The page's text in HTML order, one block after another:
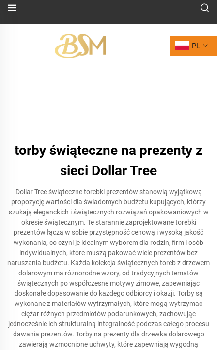
PL
torby świąteczne na prezenty z
sieci Dollar Tree
Dollar Tree świąteczne torebki prezentów stanowią wyjątkową
propozycję wartości dla świadomych budżetu kupujących, którzy
szukają eleganckich i świątecznych rozwiązań opakowaniowych w
okresie świątecznym. Te starannie zaprojektowane torebki
prezentów łączą w sobie przystępność cenową i wysoką jakość
wykonania, co czyni je idealnym wyborem dla rodzin, firm i osób
indywidualnych, które muszą pakować wiele prezentów bez
naruszania budżetu. Każda kolekcja świątecznych toreb z drzewem
dolarowym ma różnorodne wzory, od tradycyjnych tematów
świątecznych po współczesne motywy zimowe, zapewniając
doskonałe dopasowanie do każdego odbiorcy i okazji. Torby są
wykonane z materiałów wytrzymałych, które mogą wytrzymać
ciężar różnych przedmiotów podarunkowych, zachowując
jednocześnie ich strukturalną integralność podczas całego procesu
dawania prezentów. Torby na prezenty dla drzewka dolarowego
zawierają wzmocnione uchwyty, które zapewniają wygodną